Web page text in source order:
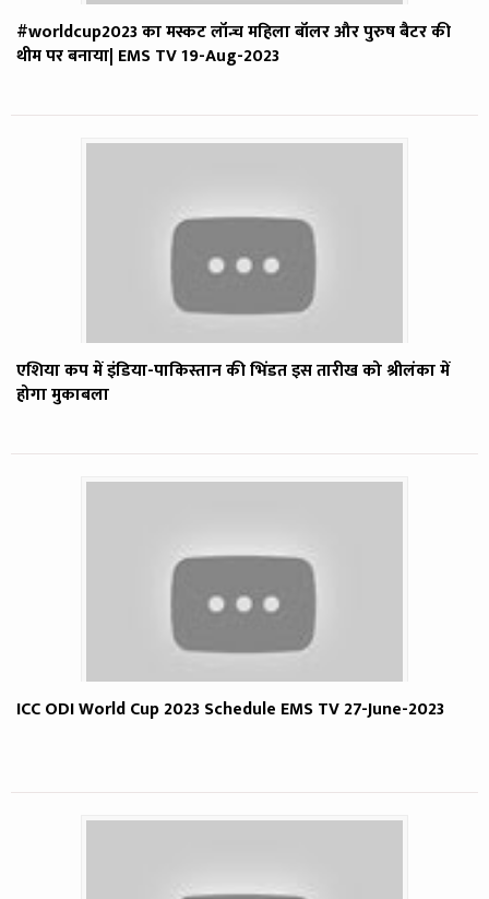
#worldcup2023 का मस्कट लॉन्च महिला बॉलर और पुरुष बैटर की
थीम पर बनाया| EMS TV 19-Aug-2023
एशिया कप में इंडिया-पाकिस्तान की भिंडत इस तारीख को श्रीलंका में
होगा मुकाबला
ICC ODI World Cup 2023 Schedule EMS TV 27-June-2023